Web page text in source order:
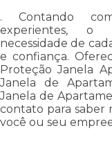
. Contando
experientes, o
necessidade de
e confiança.
Proteção Janela
Janela de
Janela de
contato para saber
você ou seu